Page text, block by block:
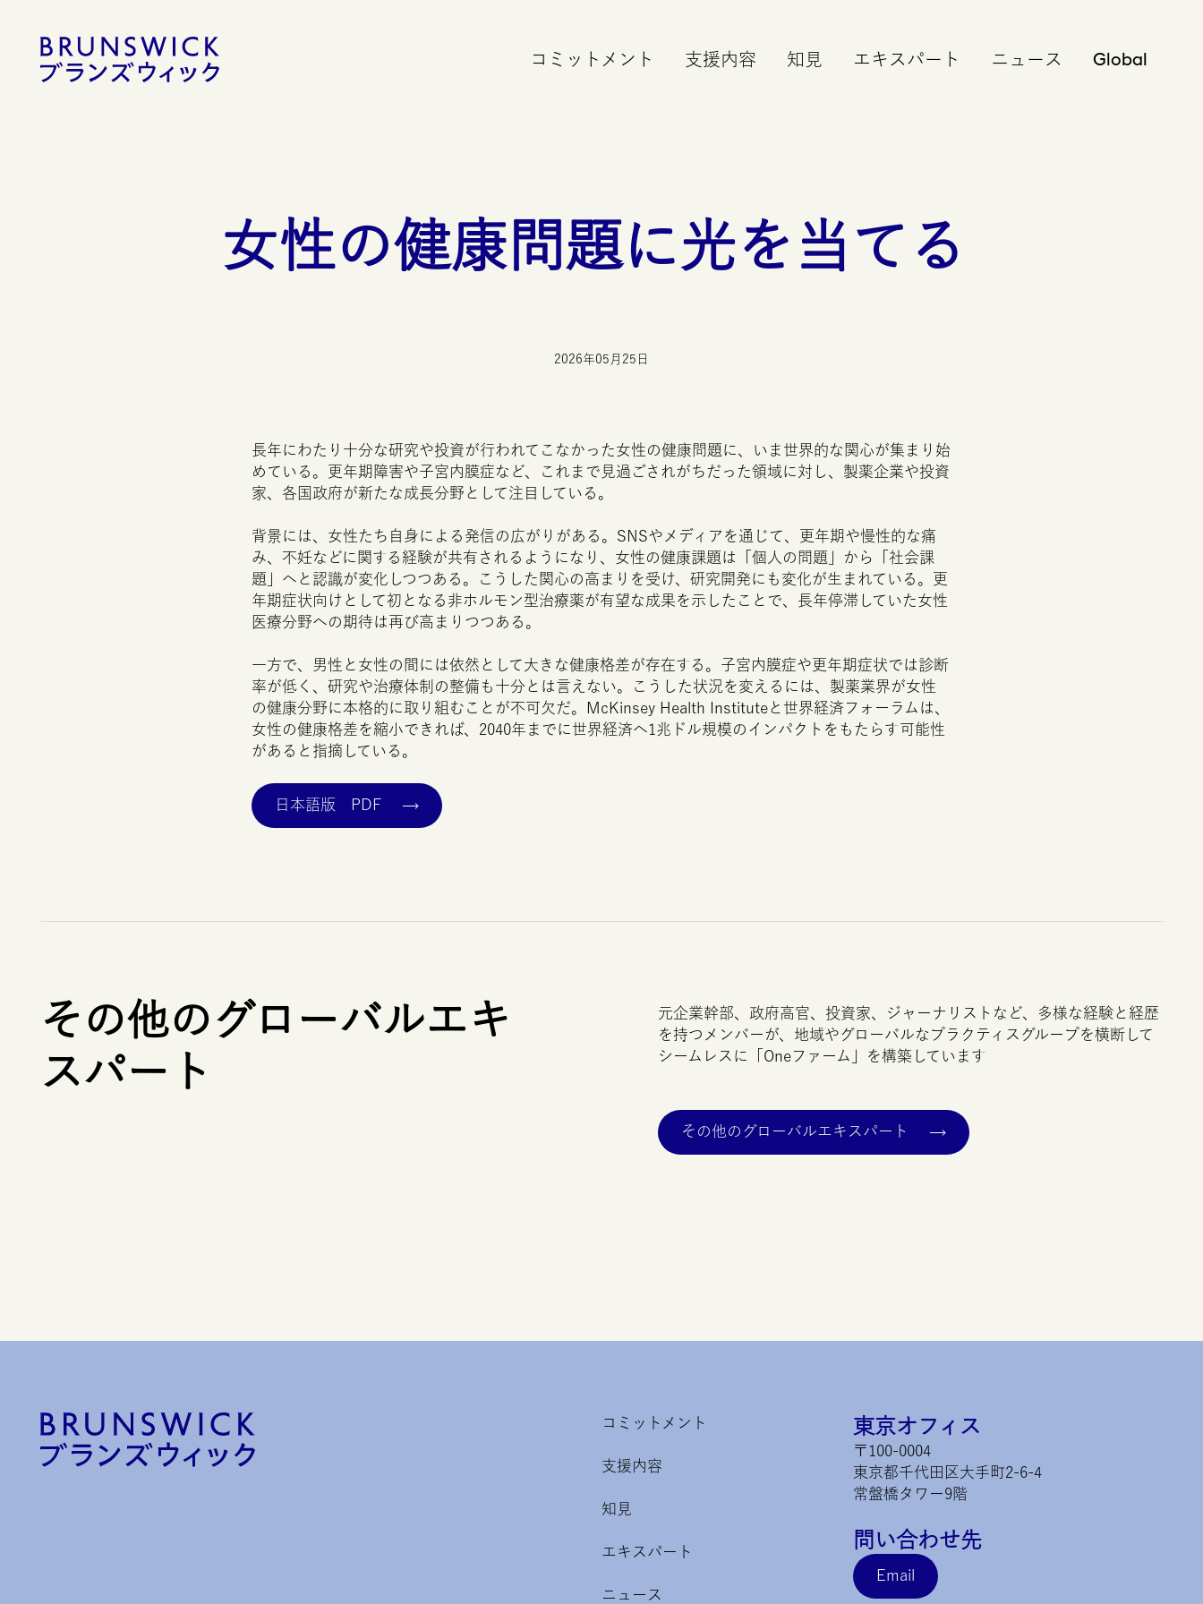
コミットメント 支援内容 知見 エキスパート ニュース Global
女性の健康問題に光を当てる
2026年05月25日
長年にわたり十分な研究や投資が行われてこなかった女性の健康問題に、いま世界的な関心が集まり始
めている。更年期障害や子宮内膜症など、これまで見過ごされがちだった領域に対し、製薬企業や投資
家、各国政府が新たな成長分野として注目している。
背景には、女性たち自身による発信の広がりがある。 SNSやメディアを通じて、更年期や慢性的な痛
み、不妊などに関する経験が共有されるようになり、女性の健康課題は「個人の問題」から「社会課
題」へと認識が変化しつつある。こうした関心の高まりを受け、研究開発にも変化が生まれている。更
年期症状向けとして初となる非ホルモン型治療薬が有望な成果を示したことで、長年停滞していた女性
医療分野への期待は再び高まりつつある。
一方で、男性と女性の間には依然として大きな健康格差が存在する。子宮内膜症や更年期症状では診断
率が低く、研究や治療体制の整備も十分とは言えない。こうした状況を変えるには、製薬業界が女性
の健康分野に本格的に取り組むことが不可欠だ。
McKinsey Health Instituteと世界経済フォーラムは、
女性の健康格差を縮小できれば、2040年までに世界経済へ1兆ドル規模のインパクトをもたらす可能性
があると指摘している。
日本語版 PDF
その他のグローバルエキ
スパート
元企業幹部、政府高官、投資家、ジャーナリストなど、多様な経験と経歴
を持つメンバーが、地域やグローバルなプラクティスグループを横断して
シームレスに「 Oneファーム」を構築しています
その他のグローバルエキスパート
コミットメント
支援内容
知見
エキスパート
ニュース
東京オフィス
〒100-0004
東京都千代田区大手町2-6-4
常盤橋タワー9階
問い合わせ先
Email